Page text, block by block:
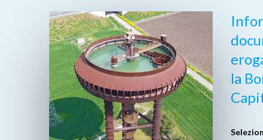
la